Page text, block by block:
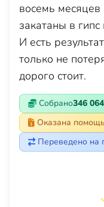
восемь месяцев
закатаны в
И есть
только не
дорого стоит.
Собрано346
Оказана помощь
Переведено на